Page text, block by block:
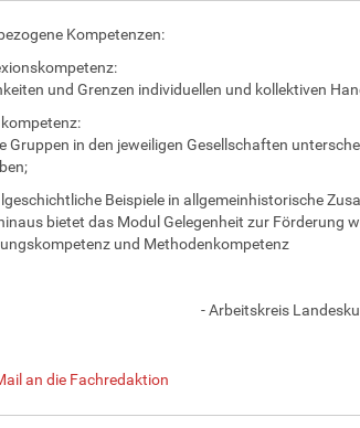
Kompetenzen:
und Grenzen individuellen und kollektiven
Gruppen in den jeweiligen Gesellschaften
Beispiele in allgemeinhistorische
bietet das Modul Gelegenheit zur Förderung
und Methodenkompetenz
- Arbeitskreis
an die Fachredaktion